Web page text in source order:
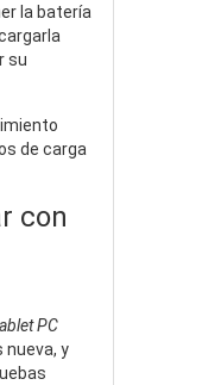
la batería
su
de carga
con
PC
y